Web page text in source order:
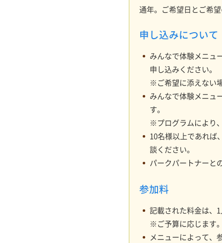
通年。ご希望日とご希
申し込みについて
みんなで体験メニュ
申し込みください。
※ご希望に添えない
みんなで体験メニュ
す。
※プログラムにより
10名様以上であれば
談ください。
パークパートナーと
参加料
記載された料金は、
※ご予算に応じます
メニューによって、